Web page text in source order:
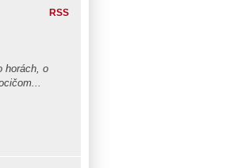
RSS
horách, o